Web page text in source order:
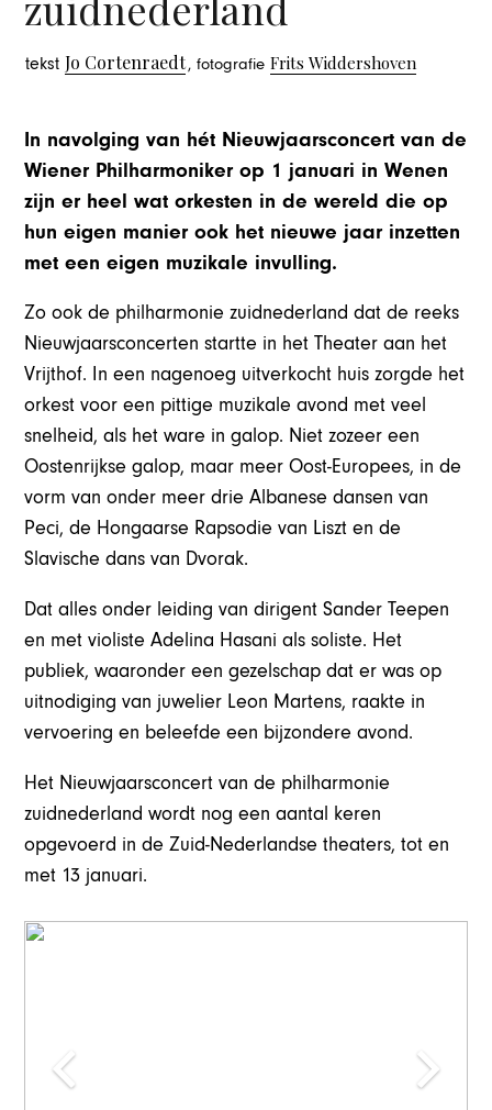
tekstJo Cortenraedt, fotografieFrits Widdershoven
In navolging van hét Nieuwjaarsconcert van de
Wiener Philharmoniker op 1 januari in Wenen
zijn er heel wat orkesten in de wereld die op
hun eigen manier ook het nieuwe jaar inzetten
met een eigen muzikale invulling.
Zo ook de philharmonie zuidnederland dat de reeks
Nieuwjaarsconcerten startte in het Theater aan het
Vrijthof. In een nagenoeg uitverkocht huis zorgde het
orkest voor een pittige muzikale avond met veel
snelheid, als het ware in galop. Niet zozeer een
Oostenrijkse galop, maar meer Oost-Europees, in de
vorm van onder meer drie Albanese dansen van
Peci, de Hongaarse Rapsodie van Liszt en de
Slavische dans van Dvorak.
Dat alles onder leiding van dirigent Sander Teepen
en met violiste Adelina Hasani als soliste. Het
publiek, waaronder een gezelschap dat er was op
uitnodiging van juwelier Leon Martens, raakte in
vervoering en beleefde een bijzondere avond.
Het Nieuwjaarsconcert van de philharmonie
zuidnederland wordt nog een aantal keren
opgevoerd in de Zuid-Nederlandse theaters, tot en
met 13 januari.